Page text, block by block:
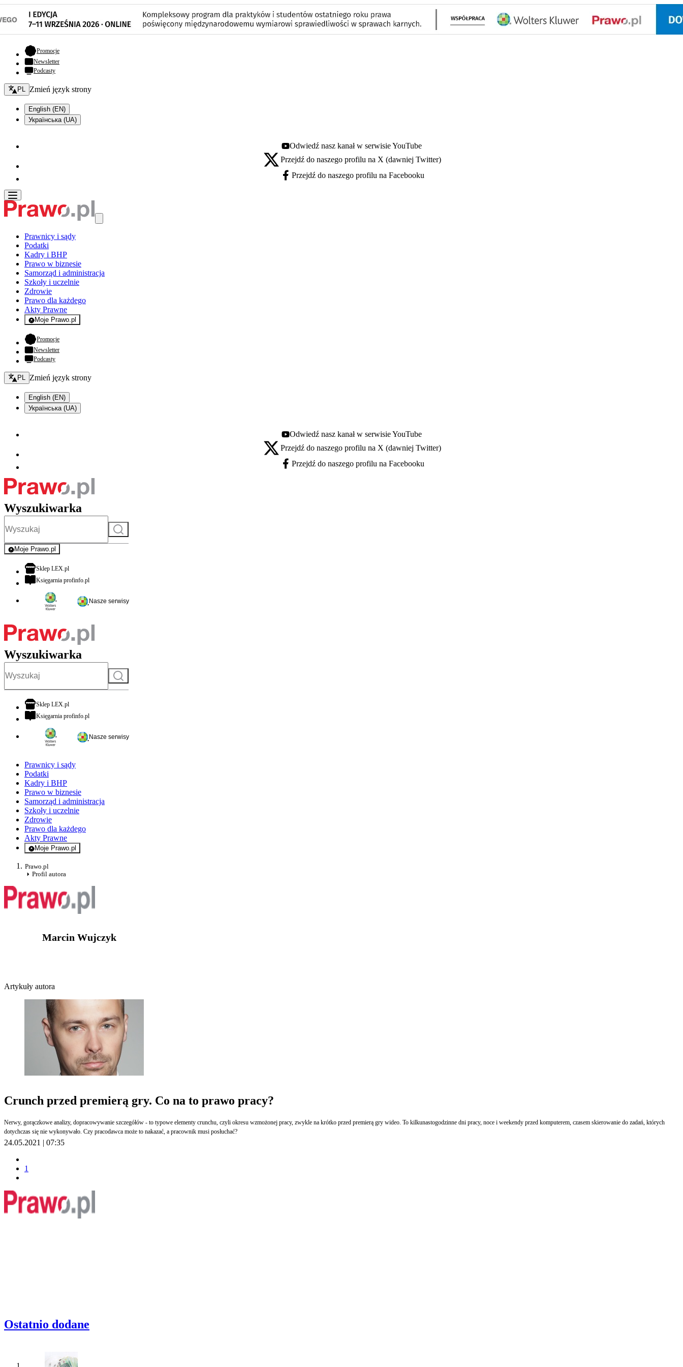
Promocje- otwiera się w nowej karcie
Newsletter
Podcasty
Zmień język - bieżący:
PL Zmień język strony
English (EN)
Українська (UA)
Youtube - otwiera się w nowej karcie
Odwiedź nasz kanał w serwisie YouTube
X - otwiera się w nowej karcie
Przejdź do naszego profilu na X (dawniej Twitter)
Facebook - otwiera się w nowej karcie
Przejdź do naszego profilu na Facebooku
Prawnicy i sądy
Podatki
Kadry i BHP
Prawo w biznesie
Samorząd i administracja
Szkoły i uczelnie
Zdrowie
Prawo dla każdego
Akty Prawne
Moje Prawo.pl
- rejestracja i logowanie do serwisu
Promocje- otwiera się w nowej karcie
Newsletter
Podcasty
Zmień język - bieżący:
PL Zmień język strony
English (EN)
Українська (UA)
Youtube - otwiera się w nowej karcie
Odwiedź nasz kanał w serwisie YouTube
X - otwiera się w nowej karcie
Przejdź do naszego profilu na X (dawniej Twitter)
Facebook - otwiera się w nowej karcie
Przejdź do naszego profilu na Facebooku
Wyszukiwarka
Szukaj
Moje Prawo.pl
- rejestracja i logowanie do serwisu
Sklep LEX.plotwiera się w nowej karcie
Księgarnia profinfo.plotwiera się w nowej karcie
Nasze serwisy
Wyszukiwarka
Szukaj
Sklep LEX.plotwiera się w nowej karcie
Księgarnia profinfo.plotwiera się w nowej karcie
Nasze serwisy
Prawnicy i sądy
Podatki
Kadry i BHP
Prawo w biznesie
Samorząd i administracja
Szkoły i uczelnie
Zdrowie
Prawo dla każdego
Akty Prawne
Moje Prawo.pl
- rejestracja i logowanie do serwisu
Prawo.pl
Profil autora
Marcin Wujczyk
Artykuły autora
Crunch przed premierą gry. Co na to prawo pracy?
Nerwy, gorączkowe analizy, dopracowywanie szczegółów - to typowe elementy crunchu, czyli okresu wzmożonej pracy, zwykle na krótko przed premierą gry wideo. To kilkunastogodzinne dni pracy, noce i weekendy przed komputerem, czasem skierowanie do zadań, których
dotychczas się nie wykonywało. Czy pracodawca może to nakazać, a pracownik musi posłuchać?
24.05.2021 | 07:35
1
Ostatnio dodane